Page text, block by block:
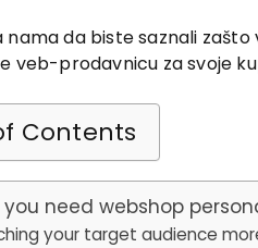
nama da biste saznali
veb-prodavnicu za svoje
Contents
need webshop
your target audience